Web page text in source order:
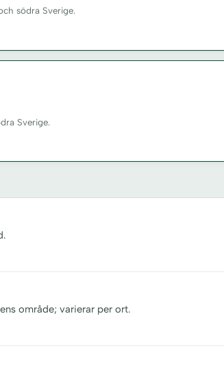
södra Sverige.
Sverige.
område; varierar per ort.